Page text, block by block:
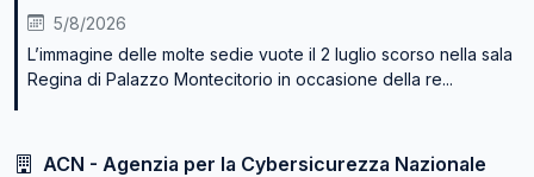
5/8/2026
L’immagine delle molte sedie vuote il 2 luglio scorso nella sala
Regina di Palazzo Montecitorio in occasione della re...
ACN - Agenzia per la Cybersicurezza Nazionale